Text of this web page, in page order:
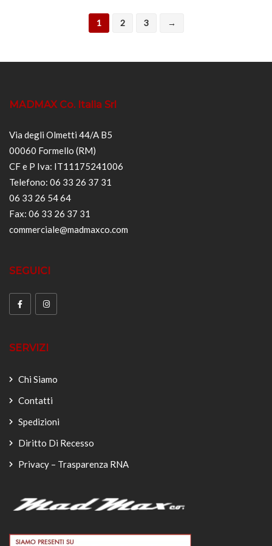
1 2 3 →
MADMAX Co. Italia Srl
Via degli Olmetti 44/A B5
00060 Formello (RM)
CF e P Iva: IT11175241006
Telefono: 06 33 26 37 31
06 33 26 54 64
Fax: 06 33 26 37 31
commerciale@madmaxco.com
SEGUICI
SERVIZI
Chi Siamo
Contatti
Spedizioni
Diritto Di Recesso
Privacy – Trasparenza RNA